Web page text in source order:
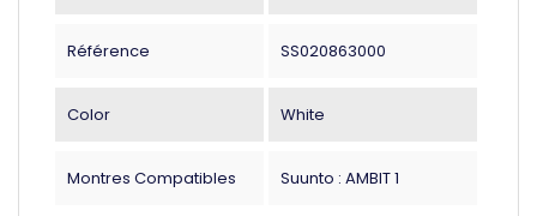
Référence SS020863000
Color White
Montres Compatibles Suunto : AMBIT 1